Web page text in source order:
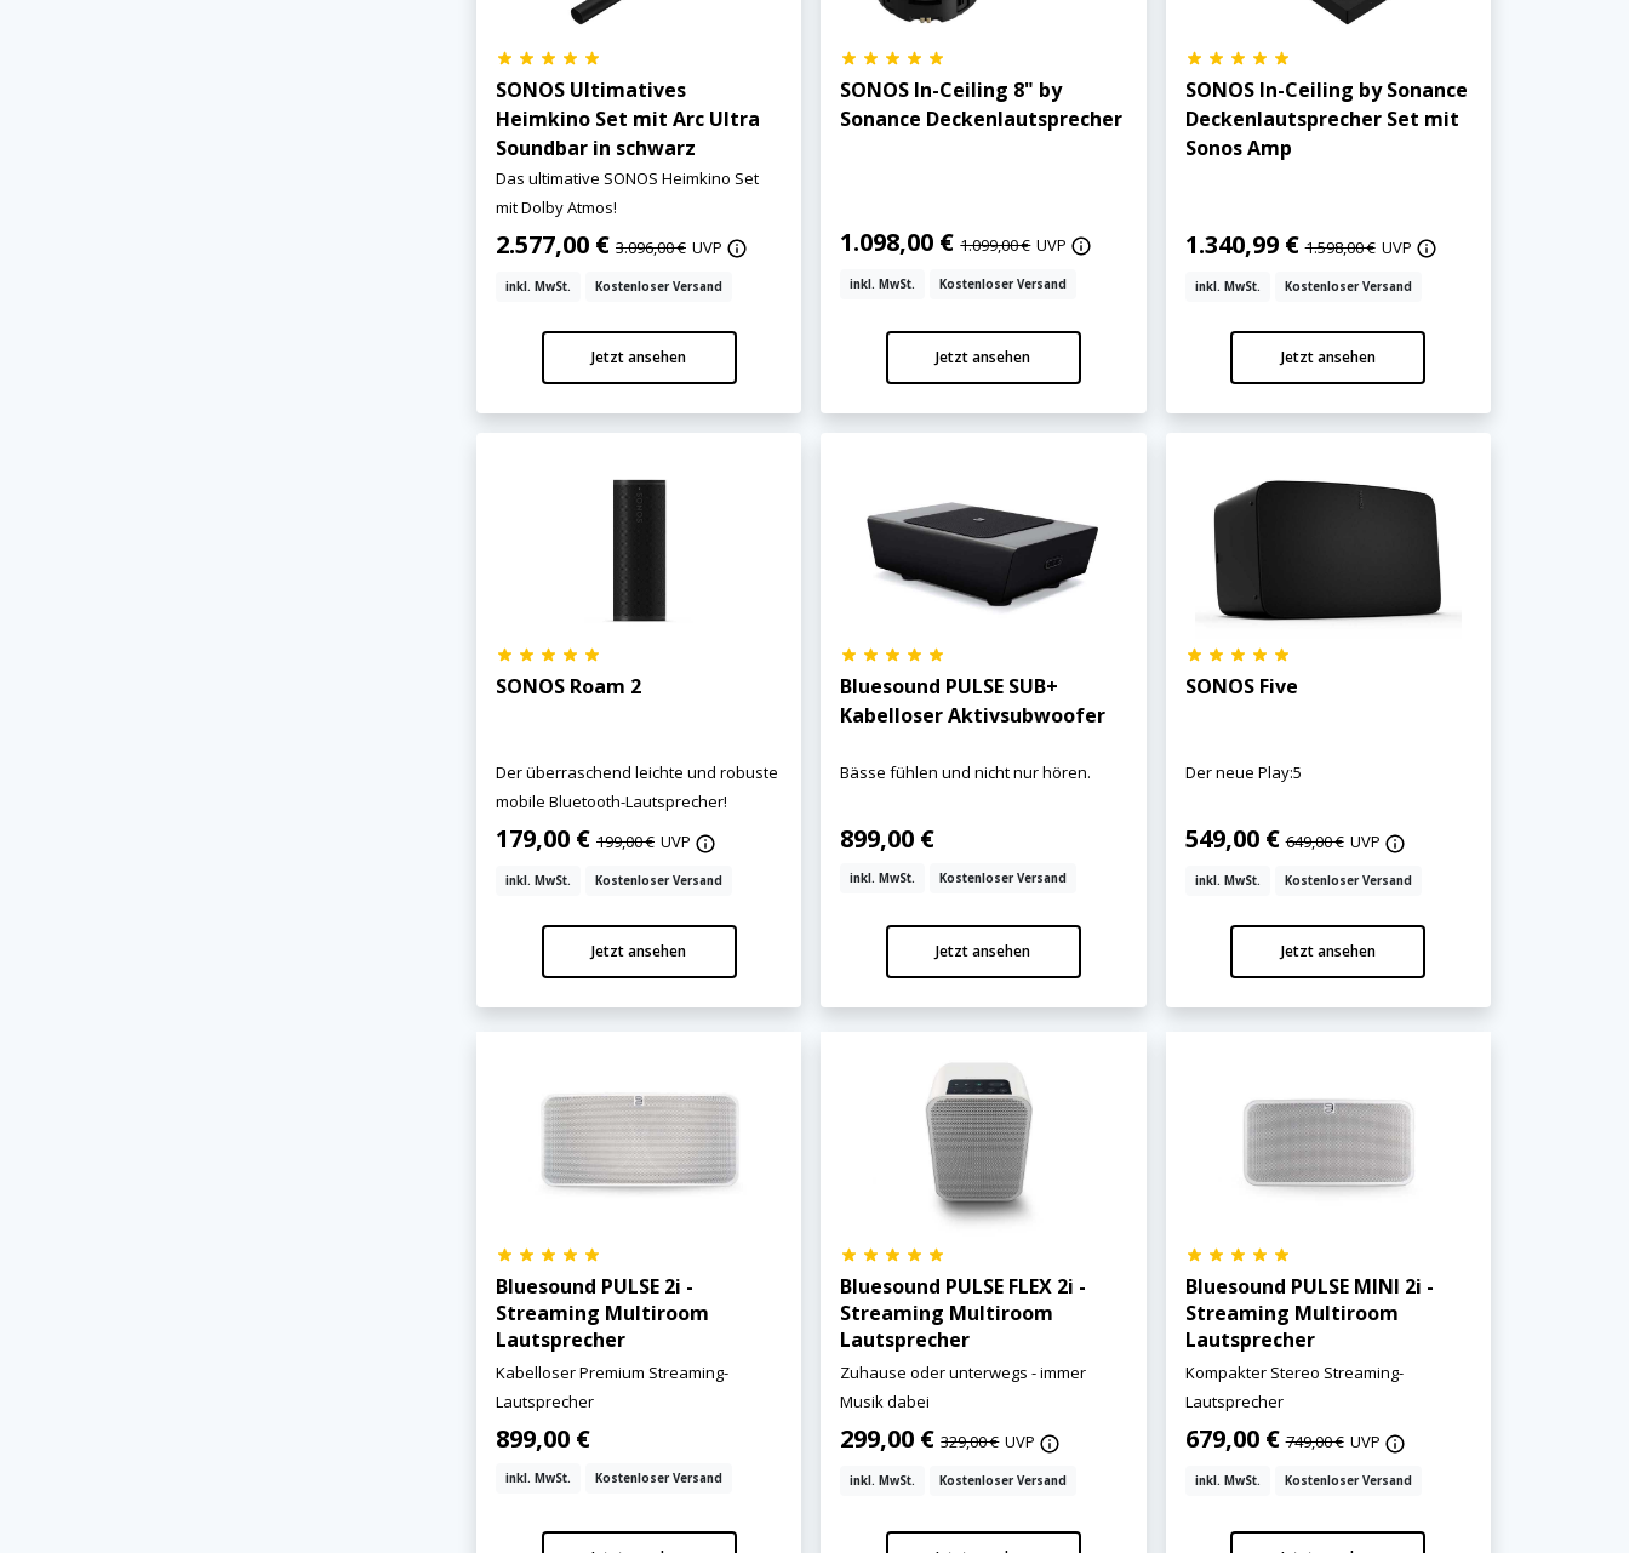
SONOS Ultimatives
Heimkino Set mit Arc Ultra
Soundbar in schwarz
Das ultimative SONOS Heimkino Set
mit Dolby Atmos!
2.577,00 € 3.096,00 € UVP
inkl. MwSt. Kostenloser Versand
Jetzt ansehen
SONOS In-Ceiling 8" by
Sonance Deckenlautsprecher
1.098,00 €1.099,00 € UVP
inkl. MwSt. Kostenloser Versand
Jetzt ansehen
SONOS In-Ceiling by Sonance
Deckenlautsprecher Set mit
Sonos Amp
1.340,99 €1.598,00 € UVP
inkl. MwSt. Kostenloser Versand
Jetzt ansehen
SONOS Roam 2
Der überraschend leichte und robuste
mobile Bluetooth-Lautsprecher!
179,00 € 199,00 € UVP
inkl. MwSt. Kostenloser Versand
Jetzt ansehen
Bluesound PULSE SUB+
Kabelloser Aktivsubwoofer
Bässe fühlen und nicht nur hören.
899,00 €
inkl. MwSt. Kostenloser Versand
Jetzt ansehen
SONOS Five
Der neue Play:5
549,00 €649,00 € UVP
inkl. MwSt. Kostenloser Versand
Jetzt ansehen
Bluesound PULSE 2i -
Streaming Multiroom
Lautsprecher
Kabelloser Premium Streaming-
Lautsprecher
899,00 €
inkl. MwSt. Kostenloser Versand
Bluesound PULSE FLEX 2i -
Streaming Multiroom
Lautsprecher
Zuhause oder unterwegs - immer
Musik dabei
299,00 €329,00 € UVP
inkl. MwSt. Kostenloser Versand
Bluesound PULSE MINI 2i -
Streaming Multiroom
Lautsprecher
Kompakter Stereo Streaming-
Lautsprecher
679,00 €749,00 € UVP
inkl. MwSt. Kostenloser Versand